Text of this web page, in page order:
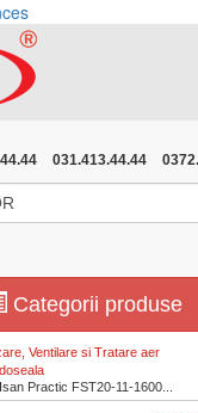
031.413.44.44
Categorii produse
Ventilare si Tratare aer
Practic FST20-11-1600...